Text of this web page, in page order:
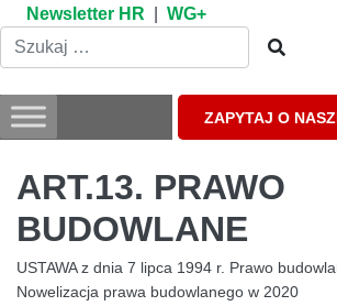
Newsletter HR WG+
ZAPYTAJ O
ART.13. PRAWO
BUDOWLANE
USTAWA z dnia 7 lipca 1994 r. Prawo
Nowelizacja prawa budowlanego w 2020